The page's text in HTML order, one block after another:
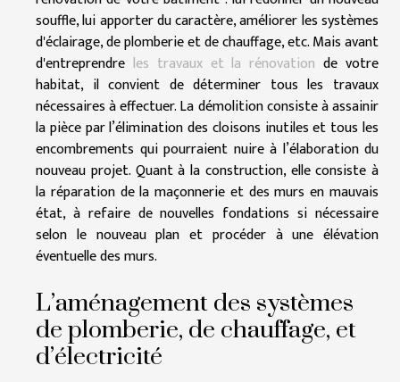
souffle, lui apporter du caractère, améliorer les systèmes
d'éclairage, de plomberie et de chauffage, etc. Mais avant
d'entreprendre les travaux et la rénovation de votre
habitat, il convient de déterminer tous les travaux
nécessaires à effectuer. La démolition consiste à assainir
la pièce par l’élimination des cloisons inutiles et tous les
encombrements qui pourraient nuire à l’élaboration du
nouveau projet. Quant à la construction, elle consiste à
la réparation de la maçonnerie et des murs en mauvais
état, à refaire de nouvelles fondations si nécessaire
selon le nouveau plan et procéder à une élévation
éventuelle des murs.
L’aménagement des systèmes
de plomberie, de chauffage, et
d’électricité